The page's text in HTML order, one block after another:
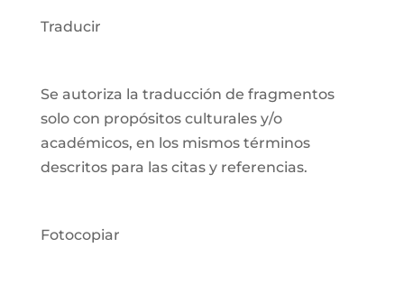
Traducir
Se autoriza la traducción de fragmentos
solo con propósitos culturales y/o
académicos, en los mismos términos
descritos para las citas y referencias.
Fotocopiar